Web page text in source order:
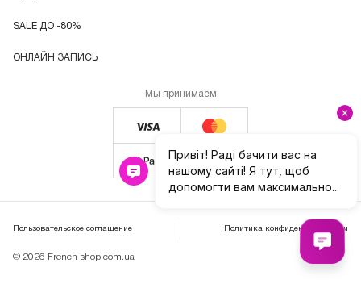
SALE ДО -80%
ОНЛАЙН ЗАПИСЬ
Мы принимаем
© 2026 French-shop.com.ua
Пользовательское соглашение Политика конфиденциальности